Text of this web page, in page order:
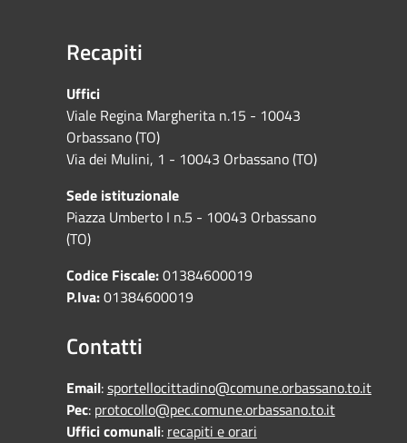
Recapiti
Uffici
Viale Regina Margherita n.15 - 10043
Orbassano (TO)
Via dei Mulini, 1 - 10043 Orbassano (TO)
Sede istituzionale
Piazza Umberto I n.5 - 10043 Orbassano
(TO)
Codice Fiscale:01384600019
P.Iva:01384600019
Contatti
Email:sportellocittadino@comune.orbassano.to.it
Pec: protocollo@pec.comune.orbassano.to.it
Uffici comunali: recapiti e orari